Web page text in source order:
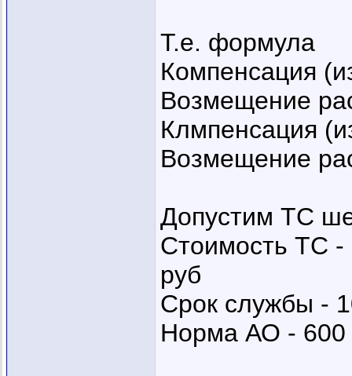
Т.е. формула
Компенсация
Возмещение
Клмпенсация
Возмещение
Допустим ТС
Стоимость ТС -
руб
Срок службы -
Норма АО - 600